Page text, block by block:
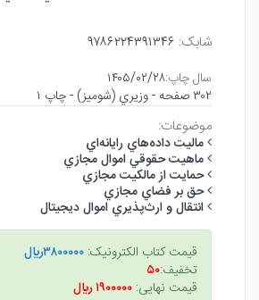
شابک: ۹۷۸۶۲۲۴۳۹۱۳۴۶
سال چاپ:۱۴۰۵/۰۲/۲۸
۳۰۲ صفحه - وزيري (شوميز) - چاپ ۱
موضوعات:
ماليت داده‌هاي رايانه‌اي
ماهيت حقوقي اموال مجازي
حمايت از مالكيت مجازي
حق بر فضاي مجازي
انتقال و ارث‌پذيري اموال ديجيتال
قیمت کتاب الکترونیک: ۳۸۰۰۰۰۰ريال
تخفیف:۵۰
قیمت نهایی: ۱۹۰۰۰۰۰ ريال